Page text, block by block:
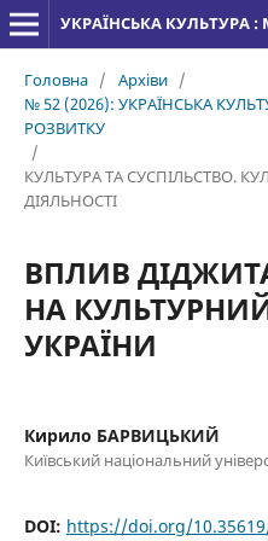
Головна / Архіви /
№ 52 (2026): УКРАЇНСЬКА
РОЗВИТКУ
/
КУЛЬТУРА ТА СУСПІЛЬСТВО.
ДІЯЛЬНОСТІ
ВПЛИВ
НА
УКРАЇНИ
Кирило БАРВИЦЬКИЙ
Київський національний
DOI: https://doi.org/